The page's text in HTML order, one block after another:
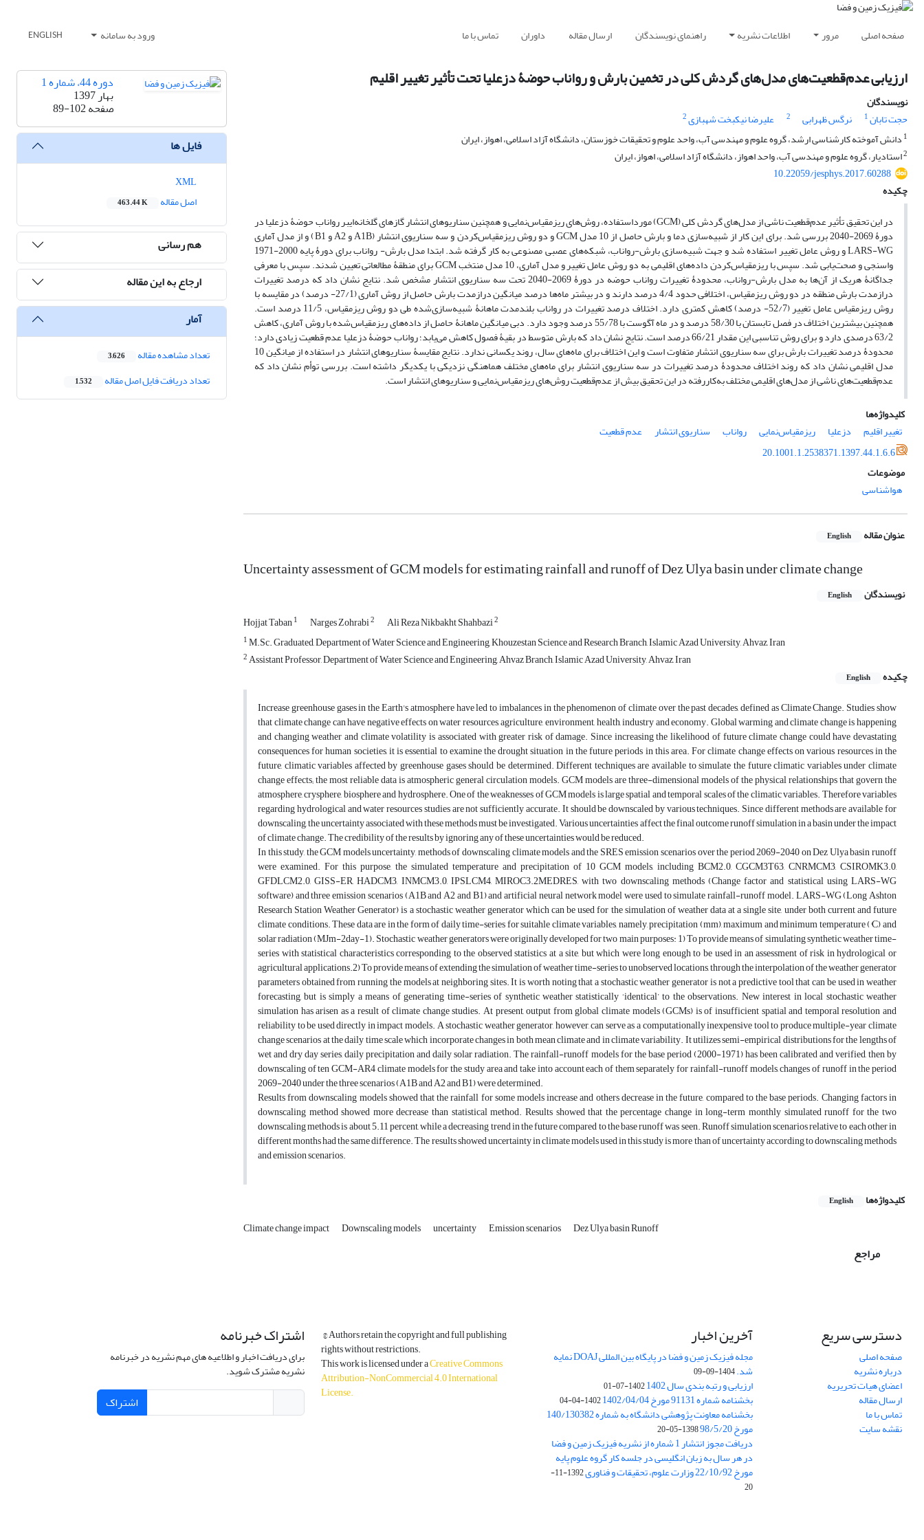
صفحه اصلی مرور اطلاعات نشریه راهنمای نویسندگان ارسال مقاله داوران تماس با ما ورود به سامانه ENGLISH
ارزیابی عدم‌قطعیت‌های مدل‌های گردش کلی در تخمین بارش و رواناب حوضۀ دزعلیا تحت تأثیر تغییر اقلیم
نویسندگان
حجت تابان1 نرگس ظهرابی 2 علیرضا نیکبخت شهبازی2
1 دانش آموخته کارشناسی ارشد، گروه علوم و مهندسی آب، واحد علوم و تحقیقات خوزستان، دانشگاه آزاد اسلامی، اهواز، ایران
2استادیار، گروه علوم و مهندسی آب، واحد اهواز، دانشگاه آزاد اسلامی، اهواز، ایران
10.22059/jesphys.2017.60288
چکیده
در این تحقیق تأثیر عدم‌قطعیت ناشی از مدل‌های گردش کلی (GCM) مورداستفاده، روش‌های ریزمقیاس‌نمایی و همچنین سناریوهای انتشار گازهای گلخانه‌ایبر رواناب حوضۀ دزعلیا در
دورۀ 2069-2040 بررسی شد. برای این کار از شبیه‌سازی دما و بارش حاصل از 10 مدل GCM و دو روش ریزمقیاس‌کردن و سه سناریوی انتشار (A1B و A2 و B1) و از مدل آماری
LARS-WG و روش عامل تغییر استفاده شد و جهت شبیه‌سازی بارش-رواناب، شبکه‌های عصبی مصنوعی به کار گرفته شد. ابتدا مدل بارش- رواناب برای دورۀ پایه 2000-1971
واسنجی و صحت‌یابی شد. سپس با ریزمقیاس‌کردن داده‌های اقلیمی به دو روش عامل تغییر و مدل آماری، 10 مدل منتخب GCM برای منطقۀ مطالعاتی تعیین شدند. سپس با معرفی
جداگانۀ هریک از آن‌ها به مدل بارش-رواناب، محدودۀ تغییرات رواناب حوضه در دورۀ 2069-2040 تحت سه سناریوی انتشار مشخص شد. نتایج نشان داد که درصد تغییرات
درازمدت بارش منطقه در دو روش ریزمقیاس، اختلافی حدود 4/4 درصد دارند و در بیشتر ماه‌ها درصد میانگین درازمدت بارش حاصل از روش آماری (27/1- درصد) در مقایسه با
روش ریزمقیاس عامل تغییر (52/7- درصد) کاهش کمتری دارد. اختلاف درصد تغییرات در رواناب بلندمدت ماهانۀ شبیه‌سازی‌شده طی دو روش ریزمقیاس، 11/5 درصد است.
همچنین بیشترین اختلاف در فصل تابستان با 58/30 درصد و در ماه آگوست با 55/78 درصد وجود دارد. دبی میانگین ماهانۀ حاصل از داده‌های ریزمقیاس‌شده با روش آماری، کاهش
63/2 درصدی دارد و برای روش تناسبی این مقدار 66/21 درصد است. نتایج نشان داد که بارش متوسط در بقیۀ فصول کاهش می‌یابد؛ رواناب حوضۀ دزعلیا عدم قطعیت زیادی دارد؛
محدودۀ درصد تغییرات بارش برای سه سناریوی انتشار متفاوت است و این اختلاف برای ماه‌های سال، روند یکسانی ندارد. نتایج مقایسۀ سناریوهای انتشار در استفاده از میانگین 10
مدل اقلیمی نشان داد که روند اختلاف محدودۀ درصد تغییرات در سه سناریوی انتشار برای ماه‌های مختلف هماهنگی نزدیکی با یکدیگر داشته است. بررسی توأم نشان داد که
عدم‌قطعیت‌های ناشی از مدل‌های اقلیمی مختلف به‌کاررفته در این تحقیق بیش از عدم‌قطعیت روش‌های ریزمقیاس‌نمایی و سناریوهای انتشار است.
کلیدواژه‌ها
تغییر اقلیم
دزعلیا ریزمقیاس‌نمایی رواناب سناریوی انتشار
عدم قطعیت
20.1001.1.2538371.1397.44.1.6.6
موضوعات
هواشناسی
عنوان مقاله English
Uncertainty assessment of GCM models for estimating rainfall and runoff of Dez Ulya basin under climate change
نویسندگان English
Hojjat Taban1 Narges Zohrabi2 Ali Reza Nikbakht Shahbazi2
1M.Sc. Graduated, Department of Water Science and Engineering, Khouzestan Science and Research Branch, Islamic Azad University, Ahvaz, Iran
2Assistant Professor, Department of Water Science and Engineering, Ahvaz Branch, Islamic Azad University, Ahvaz, Iran
چکیده
English
Increase greenhouse gases in the Earth's atmosphere have led to imbalances in the phenomenon of climate over the past decades, defined as Climate Change. Studies show
that climate change can have negative effects on water resources, agriculture, environment, health, industry and economy. Global warming and climate change is happening
and changing weather and climate volatility is associated with greater risk of damage. Since increasing the likelihood of future climate change could have devastating
consequences for human societies, it is essential to examine the drought situation in the future periods in this area. For climate change effects on various resources in the
future, climatic variables affected by greenhouse gases should be determined. Different techniques are available to simulate the future climatic variables under climate
change effects; the most reliable data is atmospheric general circulation models. GCM models are three-dimensional models of the physical relationships that govern the
atmosphere, crysphere, biosphere and hydrosphere. One of the weaknesses of GCM models is large spatial and temporal scales of the climatic variables. Therefore variables
regarding hydrological and water resources studies are not sufficiently accurate. It should be downscaled by various techniques. Since different methods are available for
downscaling, the uncertainty associated with these methods must be investigated. Various uncertainties affect the final outcome runoff simulation in a basin under the impact
of climate change. The credibility of the results by ignoring any of these uncertainties would be reduced.
In this study, the GCM models uncertainty, methods of downscaling climate models and the SRES emission scenarios over the period 2069-2040 on Dez Ulya basin runoff
were examined. For this purpose, the simulated temperature and precipitation of 10 GCM models, including BCM2.0, CGCM3T63, CNRMCM3, CSIROMK3.0,
GFDLCM2.0, GISS-ER, HADCM3, INMCM3.0, IPSLCM4, MIROC3.2MEDRES, with two downscaling methods (Change factor and statistical using LARS-WG
software) and three emission scenarios (A1B and A2 and B1) and artificial neural network model were used to simulate rainfall-runoff model. LARS-WG (Long Ashton
Research Station Weather Generator) is a stochastic weather generator which can be used for the simulation of weather data at a single site, under both current and future
climate conditions. These data are in the form of daily time-series for suitahle climate variables, namely, precipitation (mm), maximum and minimum temperature (°C) and
solar radiation (MJm-2day-1). Stochastic weather generators were originally developed for two main purposes: 1) To provide means of simulating synthetic weather time-
series with statistical characteristics corresponding to the observed statistics at a site, but which were long enough to be used in an assessment of risk in hydrological or
agricultural applications.2) To provide means of extending the simulation of weather time-series to unobserved locations, through the interpolation of the weather generator
parameters obtained from running the models at neighboring sites. It is worth noting that a stochastic weather generator is not a predictive tool that can be used in weather
forecasting, but is simply a means of generating time-series of synthetic weather statistically ‘identical’ to the observations. New interest in local stochastic weather
simulation has arisen as a result of climate change studies. At present, output from global climate models (GCMs) is of insufficient spatial and temporal resolution and
reliability to be used directly in impact models. A stochastic weather generator, however, can serve as a computationally inexpensive tool to produce multiple-year climate
change scenarios at the daily time scale which incorporate changes in both mean climate and in climate variability. It utilizes semi-empirical distributions for the lengths of
wet and dry day series, daily precipitation and daily solar radiation. The rainfall-runoff models for the base period (2000-1971) has been calibrated and verified, then by
downscaling of ten GCM-AR4 climate models for the study area and take into account each of them separately for rainfall-runoff models, changes of runoff in the period
2069-2040 under the three scenarios (A1B and A2 and B1) were determined.
Results from downscaling models showed that the rainfall for some models increase and others decrease in the future, compared to the base periods. Changing factors in
downscaling method showed more decrease than statistical method. Results showed that the percentage change in long-term monthly simulated runoff for the two
downscaling methods is about 5.11 percent, while a decreasing trend in the future compared to the base runoff was seen. Runoff simulation scenarios relative to each other in
different months had the same difference. The results showed uncertainty in climate models used in this study is more than of uncertainty according to downscaling methods
and emission scenarios.
کلیدواژه‌ها English
Climate change impact Downscaling models uncertainty Emission scenarios Dez Ulya basin Runoff
مراجع
دوره 44، شماره 1
بهار 1397
صفحه89-102
فایل ها
اصل مقاله
463.44 K
هم رسانی
ارجاع به این مقاله
آمار
تعداد مشاهده مقاله 3,626
تعداد دریافت فایل اصل مقاله 1,532
دسترسی سریع
صفحه اصلی
درباره نشریه
اعضای هیات تحریریه
ارسال مقاله
تماس با ما
نقشه سایت
آخرین اخبار
مجله فیزیک زمین و فضا در پایگاه بین المللی DOAJ نمایه
شد.1404-09-09
ارزیابی و رتبه بندی سال 1402 1402-07-01
بخشنامه شماره 91131 مورخ 1402/04/04 1402-04-04
بخشنامه معاونت پژوهشی دانشگاه به شماره 140/130382
مورخ 98/5/20 1398-05-20
دریافت مجوز انتشار 1 شماره از نشریه فیزیک زمین و فضا
در هر سال به زبان انگلیسی در جلسه کار گروه علوم پایه
مورخ 22/10/92 وزارت علوم، تحقیقات و فناوری
1392-11-
20
© Authors retain the copyright and full publishing
rights without restrictions.
This work is licensed under aCreative Commons
Attribution-NonCommercial 4.0 International
License.
اشتراک خبرنامه
برای دریافت اخبار و اطلاعیه های مهم نشریه در خبرنامه
نشریه مشترک شوید.
اشتراک